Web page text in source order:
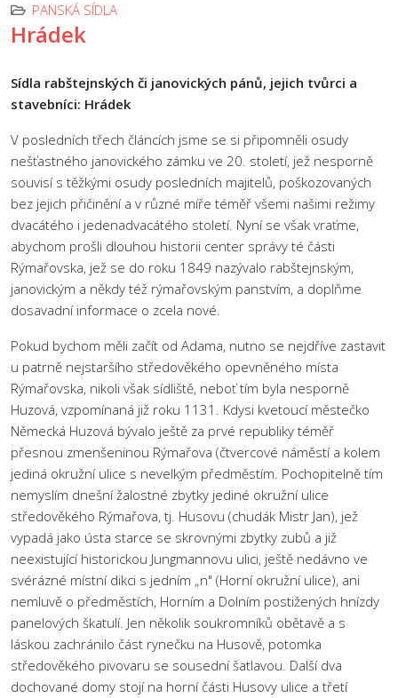
PANSKÁ SÍDLA
Hrádek
Sídla rabštejnských či janovických pánů, jejich tvůrci a
stavebníci: Hrádek
V posledních třech článcích jsme se si připomněli osudy
nešťastného janovického zámku ve 20. století, jež nesporně
souvisí s těžkými osudy posledních majitelů, poškozovaných
bez jejich přičinění a v různé míře téměř všemi našimi režimy
dvacátého i jedenadvacátého století. Nyní se však vraťme,
abychom prošli dlouhou historii center správy té části
Rýmařovska, jež se do roku 1849 nazývalo rabštejnským,
janovickým a někdy též rýmařovským panstvím, a doplňme
dosavadní informace o zcela nové.
Pokud bychom měli začít od Adama, nutno se nejdříve zastavit
u patrně nejstaršího středověkého opevněného místa
Rýmařovska, nikoli však sídliště, neboť tím byla nesporně
Huzová, vzpomínaná již roku 1131. Kdysi kvetoucí městečko
Německá Huzová bývalo ještě za prvé republiky téměř
přesnou zmenšeninou Rýmařova (čtvercové náměstí a kolem
jediná okružní ulice s nevelkým předměstím. Pochopitelně tím
nemyslím dnešní žalostné zbytky jediné okružní ulice
středověkého Rýmařova, tj. Husovu (chudák Mistr Jan), jež
vypadá jako ústa starce se skrovnými zbytky zubů a již
neexistující historickou Jungmannovu ulici, ještě nedávno ve
svérázné místní dikci s jedním „n" (Horní okružní ulice), ani
nemluvě o předměstích, Horním a Dolním postižených hnízdy
panelových škatulí. Jen několik soukromníků obětavě a s
láskou zachránilo část rynečku na Husově, potomka
středověkého pivovaru se sousední šatlavou. Další dva
dochované domy stojí na horní části Husovy ulice a třetí